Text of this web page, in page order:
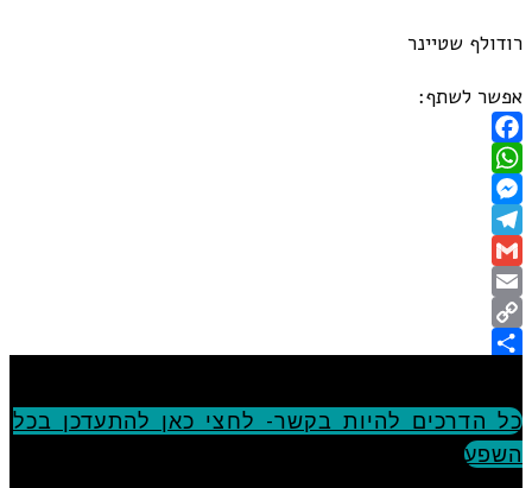
רודולף שטיינר
אפשר לשתף:
Facebook
WhatsApp
Messenger
Telegram
Gmail
Email
Copy
כל הדרכים להיות בקשר- לחצי כאן להתעדכן בכל
השפע